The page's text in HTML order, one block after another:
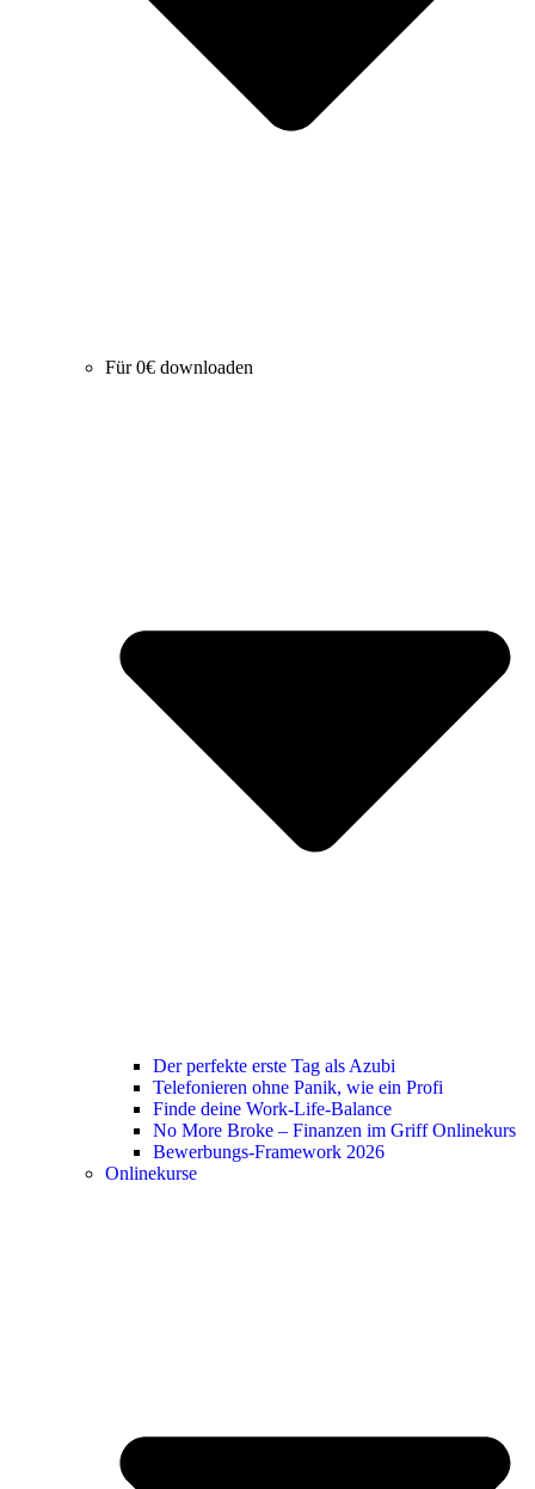
Für 0€ downloaden
Der perfekte erste Tag als Azubi
Telefonieren ohne Panik, wie ein Profi
Finde deine Work-Life-Balance
No More Broke – Finanzen im Griff Onlinekurs
Bewerbungs-Framework 2026
Onlinekurse